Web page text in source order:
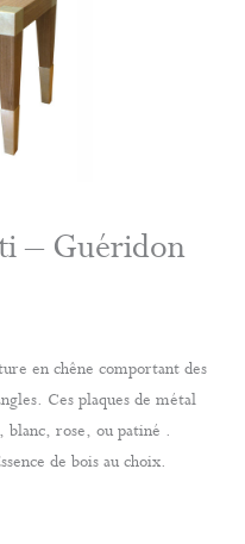
– Guéridon
en chêne comportant des
Ces plaques de métal
blanc, rose, ou patiné .
de bois au choix.